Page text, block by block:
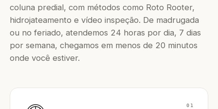
coluna predial, com métodos como Roto Rooter,
hidrojateamento e vídeo inspeção. De madrugada
ou no feriado, atendemos 24 horas por dia, 7 dias
por semana, chegamos em menos de 20 minutos
onde você estiver.
01